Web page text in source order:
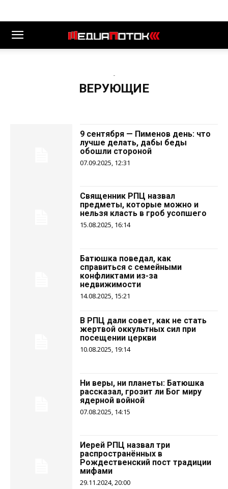
-
ВЕРУЮЩИЕ
9 сентября — Пименов день: что
лучше делать, дабы беды
обошли стороной
07.09.2025, 12:31
Священник РПЦ назвал
предметы, которые можно и
нельзя класть в гроб усопшего
15.08.2025, 16:14
Батюшка поведал, как
справиться с семейными
конфликтами из-за
недвижимости
14.08.2025, 15:21
В РПЦ дали совет, как не стать
жертвой оккультных сил при
посещении церкви
10.08.2025, 19:14
Ни веры, ни планеты: Батюшка
рассказал, грозит ли Бог миру
ядерной войной
07.08.2025, 14:15
Иерей РПЦ назвал три
распространённых в
Рождественский пост традиции
мифами
29.11.2024, 20:00